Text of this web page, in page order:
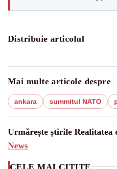
Distribuie articolul
Mai multe articole despre
ankara summitul NATO
Urmărește știrile Realitatea
News
CELE MAI CITITE